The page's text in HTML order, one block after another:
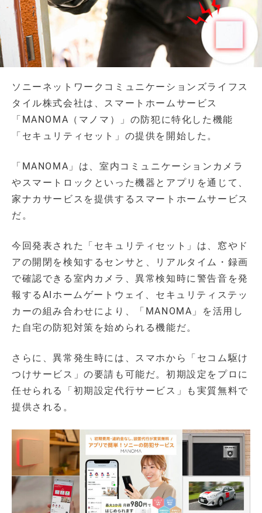
ソニーネットワークコミュニケーションズライフス
タイル株式会社は、スマートホームサービス
「MANOMA（マノマ）」の防犯に特化した機能
「セキュリティセット」の提供を開始した。
「MANOMA」は、室内コミュニケーションカメラ
やスマートロックといった機器とアプリを通じて、
家ナカサービスを提供するスマートホームサービス
だ。
今回発表された「セキュリティセット」は、窓やド
アの開閉を検知するセンサと、リアルタイム・録画
で確認できる室内カメラ、異常検知時に警告音を発
報するAIホームゲートウェイ、セキュリティステッ
カーの組み合わせにより、「MANOMA」を活用し
た自宅の防犯対策を始められる機能だ。
さらに、異常発生時には、スマホから「セコム駆け
つけサービス」の要請も可能だ。初期設定をプロに
任せられる「初期設定代行サービス」も実質無料で
提供される。